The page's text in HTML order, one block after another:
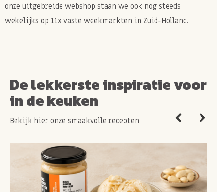
onze uitgebreide webshop staan we ook nog steeds
wekelijks op 11x vaste weekmarkten in Zuid-Holland.
De lekkerste inspiratie voor
in de keuken
Bekijk hier onze smaakvolle recepten